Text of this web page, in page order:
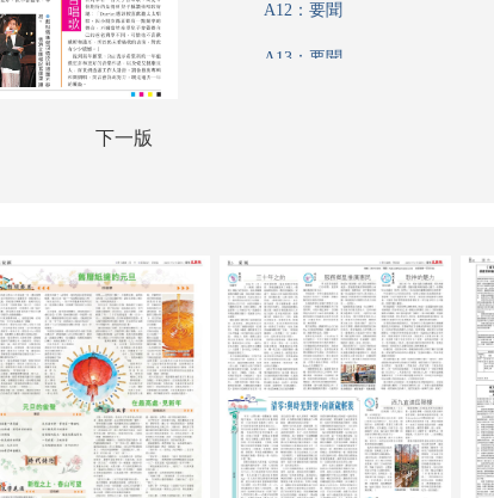
下一版
A12：要聞
A13：要聞
A18：副刊專題
A19：國際
A20：國際
B01：財經專題
B02：名家匯